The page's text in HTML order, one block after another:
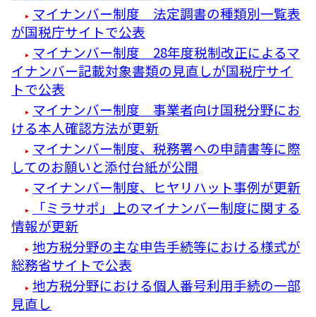
マイナンバー制度 法定調書の種類別一覧表
が国税庁サイトで公表
マイナンバー制度 28年度税制改正によるマ
イナンバー記載対象書類の見直しが国税庁サイ
トで公表
マイナンバー制度 事業者向け国税分野にお
ける本人確認方法が更新
マイナンバー制度、税務署への申請書等に際
してのお願いと添付台紙が公開
マイナンバー制度、ヒヤリハット事例が更新
「ミラサポ」上のマイナンバー制度に関する
情報が更新
地方税分野の主な申告手続等における様式が
総務省サイトで公表
地方税分野における個人番号利用手続の一部
見直し